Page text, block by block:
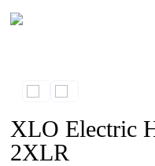
XLO Electric
2XLR